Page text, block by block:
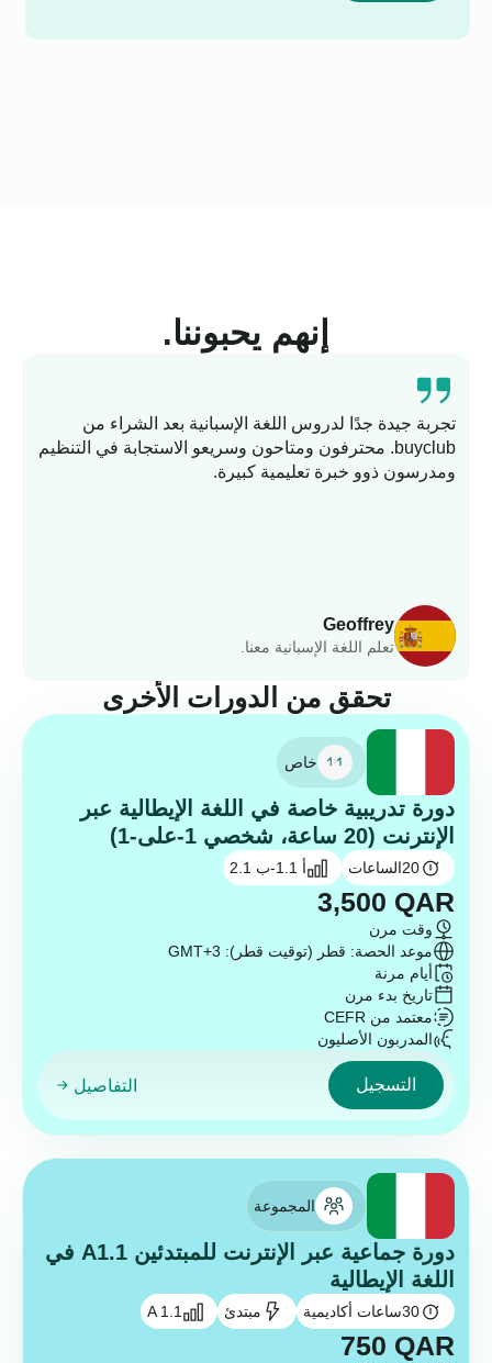
إنهم يحبوننا.
Geoffrey
تعلم اللغة الإسبانية معنا.
تجربة جيدة جدًا لدروس اللغة الإسبانية بعد الشراء من
buyclub. محترفون ومتاحون وسريعو الاستجابة في التنظيم
ومدرسون ذوو خبرة تعليمية كبيرة.
تحقق من الدورات الأخرى
خاص
دورة تدريبية خاصة في اللغة الإيطالية عبر
الإنترنت (20 ساعة، شخصي 1-على-1)
20الساعات أ 1.1-ب 2.1
3,500 QAR
وقت مرن
موعد الحصة: قطر (توقيت قطر): GMT+3
أيام مرنة
تاريخ بدء مرن
معتمد من CEFR
المدربون الأصليون
التسجيل التفاصيل
المجموعة
دورة جماعية عبر الإنترنت للمبتدئين A1.1 في
اللغة الإيطالية
30ساعات أكاديمية مبتدئ A 1.1
750 QAR